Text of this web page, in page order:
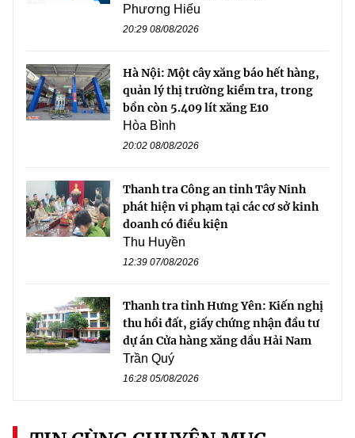
Phương Hiếu
20:29 08/08/2026
Hà Nội: Một cây xăng báo hết hàng,
quản lý thị trường kiểm tra, trong
bồn còn 5.409 lít xăng E10
Hòa Bình
20:02 08/08/2026
Thanh tra Công an tỉnh Tây Ninh
phát hiện vi phạm tại các cơ sở kinh
doanh có điều kiện
Thu Huyền
12:39 07/08/2026
Thanh tra tỉnh Hưng Yên: Kiến nghị
thu hồi đất, giấy chứng nhận đầu tư
dự án Cửa hàng xăng dầu Hải Nam
Trần Quý
16:28 05/08/2026